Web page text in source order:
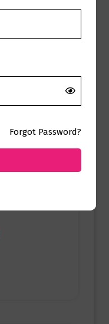
Forgot Password?